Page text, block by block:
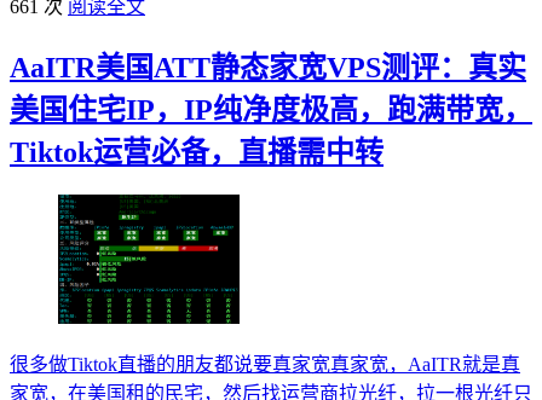
661 次 阅读全文
AaITR美国ATT静态家宽VPS测评：真实
美国住宅IP，IP纯净度极高，跑满带宽，
Tiktok运营必备，直播需中转
很多做Tiktok直播的朋友都说要真家宽真家宽，AaITR就是真
家宽，在美国租的民宅，然后找运营商拉光纤，拉一根光纤只